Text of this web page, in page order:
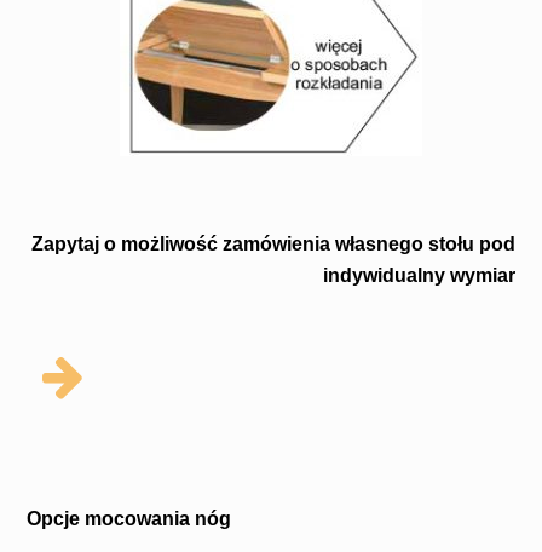
Zapytaj o możliwość zamówienia własnego stołu pod
indywidualny wymiar
Opcje mocowania nóg